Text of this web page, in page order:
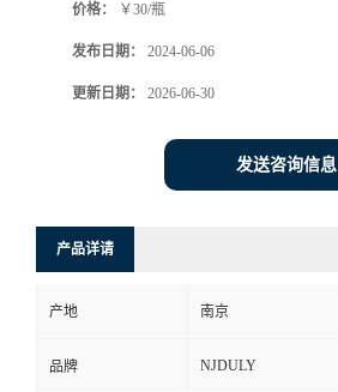
价格： ￥30/瓶
发布日期： 2024-06-06
更新日期： 2026-06-30
发送咨询信息
产品详请
产地 南京
品牌 NJDULY